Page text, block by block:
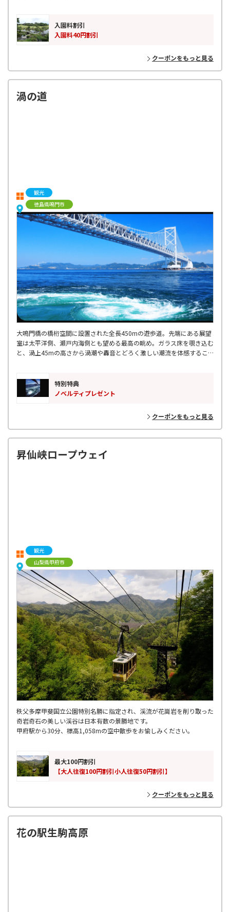
入園料割引
入園料40円割引
クーポンをもっと見る
渦の道
観光
徳島県鳴門市
大鳴門橋の橋桁空間に設置された全長450mの遊歩道。先端にある展望
室は太平洋側、瀬戸内海側とも望める最高の眺め。ガラス床を覗き込む
と、渦上45mの高さから渦潮や轟音とどろく激しい潮流を体感するこ
特別特典
ノベルティプレゼント
クーポンをもっと見る
昇仙峡ロープウェイ
観光
山梨県甲府市
秩父多摩甲斐国立公園特別名勝に指定され、渓流が花崗岩を削り取った
奇岩奇石の美しい渓谷は日本有数の景勝地です。
甲府駅から30分、標高1,058mの空中散歩をお愉しみください。
最大100円割引
【大人往復100円割引小人往復50円割引】
クーポンをもっと見る
花の駅生駒高原